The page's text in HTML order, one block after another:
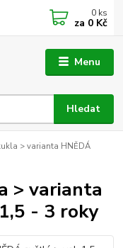
Menu
Hledat
0 ks
za 0 Kč
> varianta HNĚDÁ
> varianta
- 3 roky